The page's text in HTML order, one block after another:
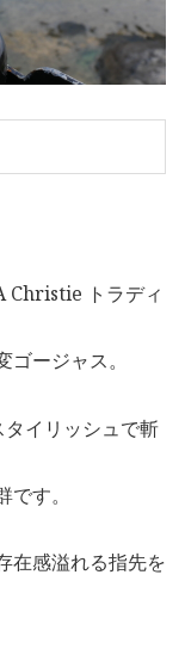
Christie トラディ
ージャス。
イリッシュで斬
す。
在感溢れる指先を